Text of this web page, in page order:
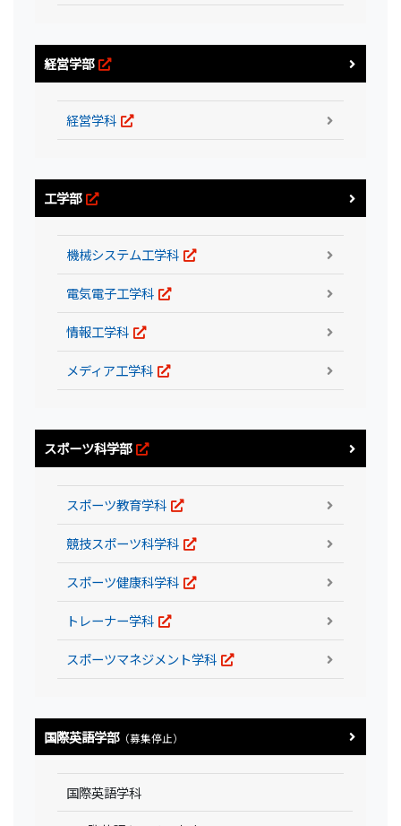
経営学部
経営学科
工学部
機械システム工学科
電気電子工学科
情報工学科
メディア工学科
スポーツ科学部
スポーツ教育学科
競技スポーツ科学科
スポーツ健康科学科
トレーナー学科
スポーツマネジメント学科
国際英語学部（募集停止）
国際英語学科